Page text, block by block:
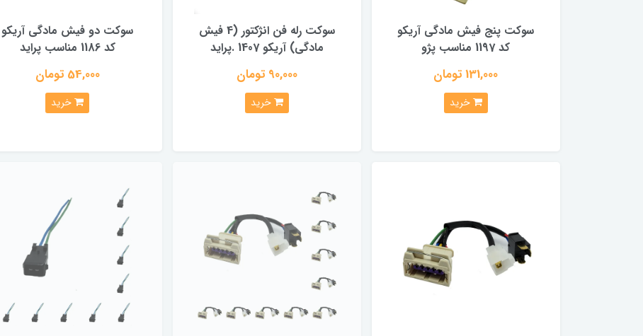
سوکت پنج فیش مادگی آریکو
کد 1197 مناسب پژو
131,000 تومان
خرید
سوکت رله فن انژکتور (4 فیش
مادگی) آریکو 1407 .پراید
90,000 تومان
خرید
سوکت دو فیش مادگی آریکو
کد 1186 مناسب پراید
54,000 تومان
خرید